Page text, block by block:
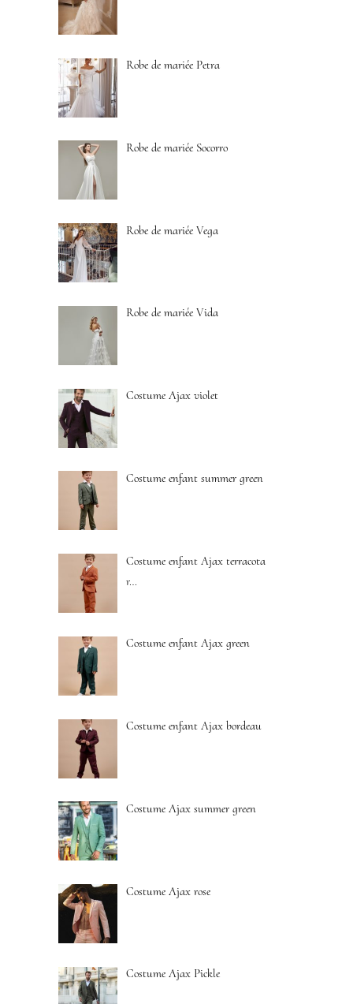
Robe de mariée Petra
Robe de mariée Socorro
Robe de mariée Vega
Robe de mariée Vida
Costume Ajax violet
Costume enfant summer green
Costume enfant Ajax terracota
r…
Costume enfant Ajax green
Costume enfant Ajax bordeau
Costume Ajax summer green
Costume Ajax rose
Costume Ajax Pickle